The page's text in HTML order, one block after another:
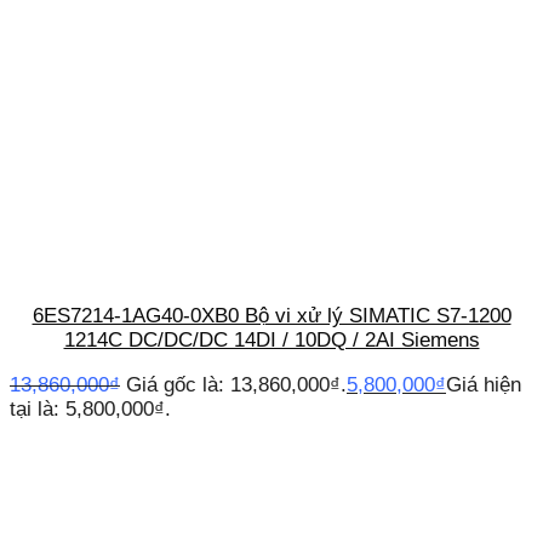
6ES7214-1AG40-0XB0 Bộ vi xử lý SIMATIC S7-1200
1214C DC/DC/DC 14DI / 10DQ / 2AI Siemens
13,860,000₫ Giá gốc là: 13,860,000₫.5,800,000₫Giá hiện
tại là: 5,800,000₫.